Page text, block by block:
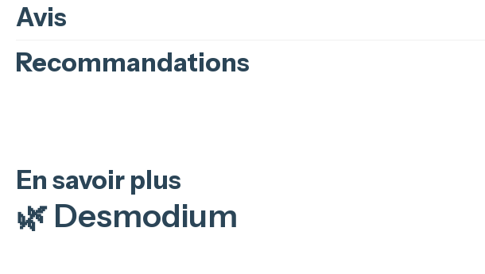
Avis
Recommandations
En savoir plus
🌿 Desmodium